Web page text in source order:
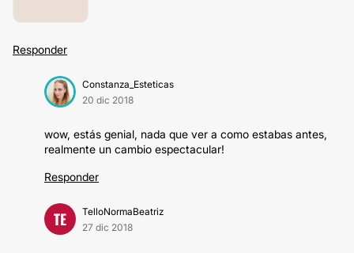
Responder
Constanza_Esteticas
20 dic 2018
wow, estás genial, nada que ver a como estabas antes,
realmente un cambio espectacular!
Responder
TE
TelloNormaBeatriz
27 dic 2018